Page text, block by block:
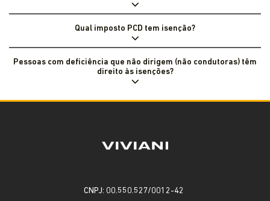
Qual imposto PCD tem isenção?
Pessoas com deficiência que não dirigem (não condutoras) têm
direito às isenções?
CNPJ: 00.550.527/0012-42